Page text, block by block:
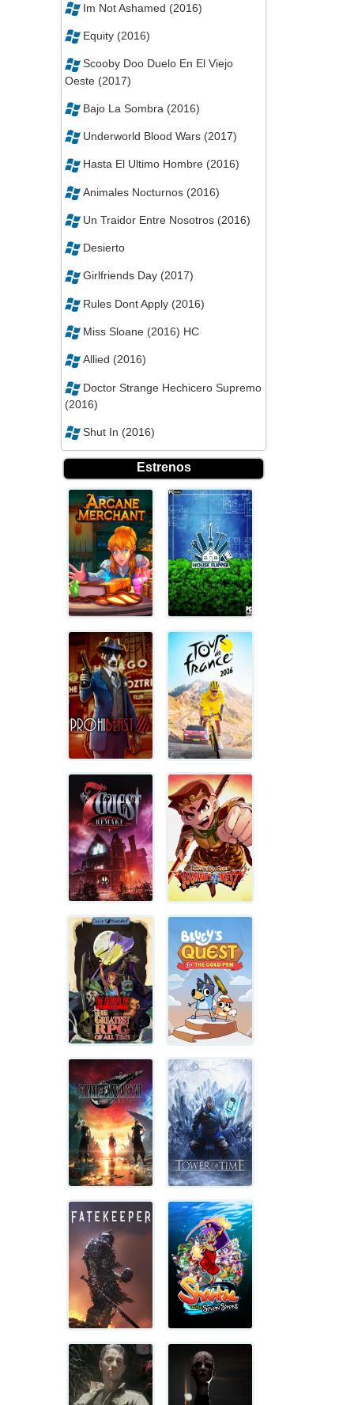
Im Not Ashamed (2016)
Equity (2016)
Scooby Doo Duelo En El Viejo
Oeste (2017)
Bajo La Sombra (2016)
Underworld Blood Wars (2017)
Hasta El Ultimo Hombre (2016)
Animales Nocturnos (2016)
Un Traidor Entre Nosotros (2016)
Desierto
Girlfriends Day (2017)
Rules Dont Apply (2016)
Miss Sloane (2016) HC
Allied (2016)
Doctor Strange Hechicero Supremo
(2016)
Shut In (2016)
Estrenos